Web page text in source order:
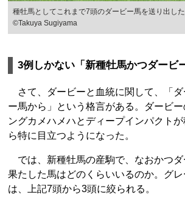
種牡馬としてこれまで7頭のダービー馬を送り出し
©Takuya Sugiyama
3例しかない「新種牡馬かつダービ
さて、ダービーと血統に関して、「
ー馬から」という格言がある。ダービ
ングカメハメハとディープインパクト
ら特に目立つようになった。
では、新種牡馬の産駒で、なおかつダ
果たした馬はどのくらいいるのか。グ
は、上記7頭から3頭に絞られる。